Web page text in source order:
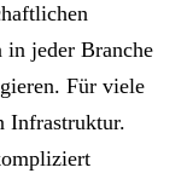
in jeder Branche
Für viele
Infrastruktur.